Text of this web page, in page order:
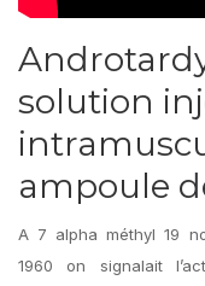
solution
ampoule
A 7 alpha méthyl 19
1960 on signalait